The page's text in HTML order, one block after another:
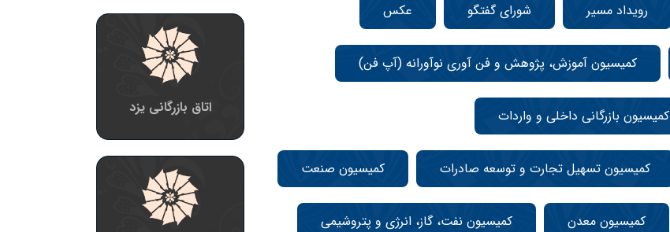
رویداد مسیر شورای گفتگو عکس
کمیسیون آموزش، پژوهش و فن آوری نوآورانه (آپ فن)
کمیسیون بازرگانی داخلی و واردات
کمیسیون تسهیل تجارت و توسعه صادرات کمیسیون صنعت
کمیسیون معدن کمیسیون نفت، گاز، انرژی و پتروشیمی
اتاق بازرگانی یزد